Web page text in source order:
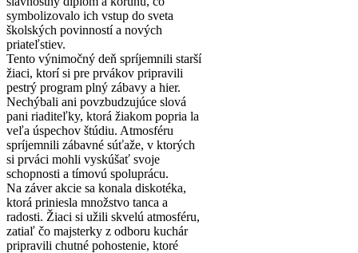
symbolizovalo ich vstup do sveta
školských povinností a nových
priateľstiev.
Tento výnimočný deň spríjemnili starší
žiaci, ktorí si pre prvákov pripravili
pestrý program plný zábavy a hier.
Nechýbali ani povzbudzujúce slová
pani riaditeľky, ktorá žiakom popria la
veľa úspechov štúdiu. Atmosféru
spríjemnili zábavné súťaže, v ktorých
si prváci mohli vyskúšať svoje
schopnosti a tímovú spoluprácu.
Na záver akcie sa konala diskotéka,
ktorá priniesla množstvo tanca a
radosti. Žiaci si užili skvelú atmosféru,
zatiaľ čo majsterky z odboru kuchár
pripravili chutné pohostenie, ktoré